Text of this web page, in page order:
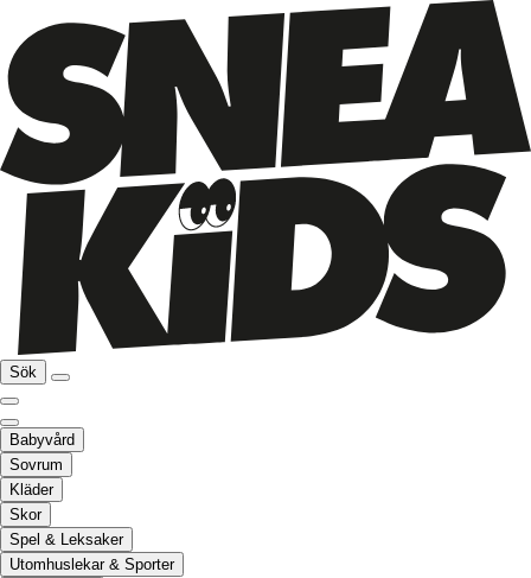
Sök
Babyvård
Sovrum
Kläder
Skor
Spel & Leksaker
Utomhuslekar & Sporter